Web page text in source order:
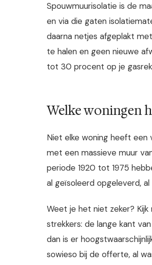
Spouwmuurisolatie is de
en via die gaten
daarna netjes afgeplakt
te halen en geen nieuwe
tot 30 procent op je
Welke woningen
Niet elke woning heeft een
met een massieve muur
periode 1920 tot 1975
al geïsoleerd opgeleverd,
Weet je het niet zeker?
strekkers: de lange kant
dan is er
sowieso bij de offerte, al